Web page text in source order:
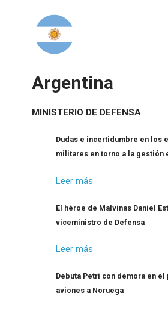
Argentina
MINISTERIO DE DEFENSA
Dudas e incertidumbre en los
militares en torno a la gestión
Leer más
El héroe de Malvinas Daniel
viceministro de Defensa
Leer más
Debuta Petri con demora en el
aviones a Noruega